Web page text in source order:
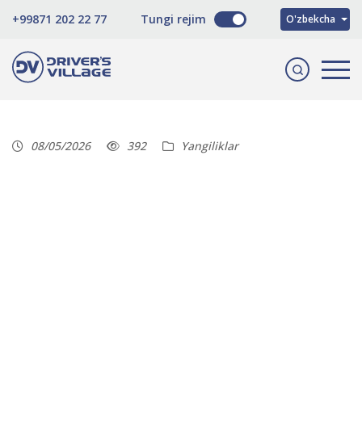
+99871 202 22 77 Tungi rejim O'zbekcha
Русский
08/05/2026 392 Yangiliklar